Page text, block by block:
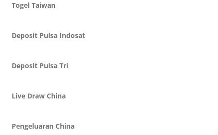
Togel Taiwan
Deposit Pulsa Indosat
Deposit Pulsa Tri
Live Draw China
Pengeluaran China